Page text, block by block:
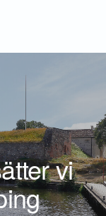
vi